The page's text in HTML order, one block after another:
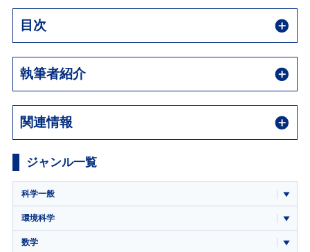
目次
執筆者紹介
関連情報
ジャンル一覧
科学一般
環境科学
数学